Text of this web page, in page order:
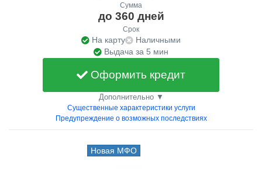
Сумма
до 360 дней
Срок
На карту
Наличными
Выдача за 5 мин
Оформить кредит
Дополнительно ▼
Существенные характеристики услуги
Предупреждение о возможных последствиях
Новая МФО